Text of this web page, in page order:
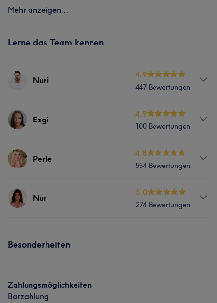
Mehr anzeigen...
Lerne das Team kennen
Nuri
4.9
447 Bewertungen
Services
Was unsere Kunden über Nuri sagen
Herzlich 11
Ezgi
4.9
100 Bewertungen
Services
Perle
4.8
554 Bewertungen
Services
Portfolio
Nur
5.0
274 Bewertungen
Portfolio
Besonderheiten
Zahlungsmöglichkeiten
Barzahlung